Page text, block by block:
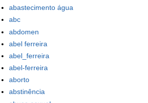
abastecimento água
abc
abdomen
abel ferreira
abel_ferreira
abel-ferreira
aborto
abstinência